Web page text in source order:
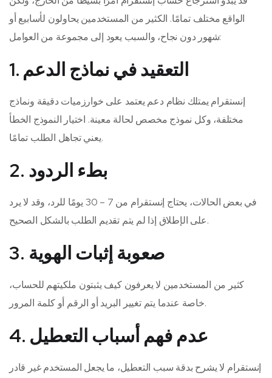
الواقع مختلف تمامًا. الكثير من المستخدمين يحاولون لأسابيع أو
شهور دون نجاح، والسبب يعود إلى مجموعة من العوامل:
1. التعقيد في نماذج الدعم
إنستقرام يمتلك نظام دعم يعتمد على خوارزميات دقيقة ونماذج
مختلفة، وكل نموذج مخصص لحالة معينة. اختيار النموذج الخطأ
يعني تجاهل الطلب تمامًا.
2. بطء الردود
في بعض الحالات، يحتاج إنستقرام من 7 – 30 يومًا للرد، وقد لا يرد
على الإطلاق إذا لم يتم تقديم الطلب بالشكل الصحيح.
3. صعوبة إثبات الهوية
كثير من المستخدمين لا يعرفون كيف يثبتون ملكيتهم للحساب،
خاصة عندما يتم تغيير البريد أو الرقم أو كلمة المرور.
4. عدم فهم أسباب التعطيل
إنستقرام لا يشرح بدقة سبب التعطيل، ما يجعل المستخدم غير قادر